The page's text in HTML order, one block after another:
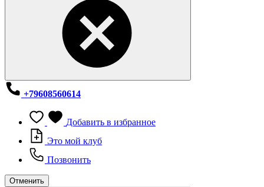
+79608560614
Добавить в избранное
Это мой клуб
Позвонить
Отменить